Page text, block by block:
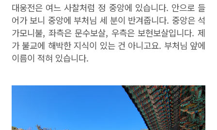
대웅전은 여느 사찰처럼 정 중앙에 있습니다. 안으로 들
어가 보니 중앙에 부처님 세 분이 반겨줍니다. 중앙은 석
가모니불, 좌측은 문수보살, 우측은 보현보살입니다.제
가 불교에 해박한 지식이 있는 건 아니고요. 부처님 앞에
이름이 적혀 있습니다.